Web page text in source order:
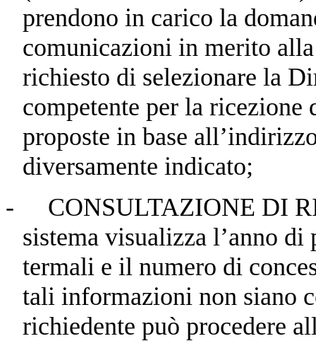
prendono in carico la
comunicazioni in merito
richiesto di selezionare la
competente per la ricezione
proposte in base
diversamente indicato;
-
CONSULTAZIONE DI
sistema visualizza l’anno
termali e il numero di
tali informazioni non siano
richiedente può procedere